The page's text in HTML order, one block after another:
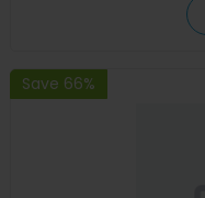
Save 66%